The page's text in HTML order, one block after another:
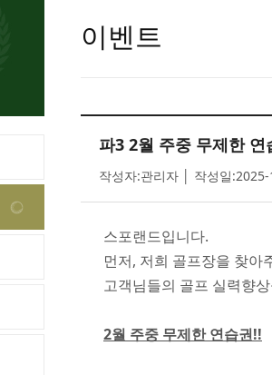
이벤트
파3 2월 주중 무제한 연
작성자:관리자 │ 작성일
스포랜드입니다.
먼저, 저희 골프장을 찾아
고객님들의 골프 실력향
2월 주중 무제한 연습권!!